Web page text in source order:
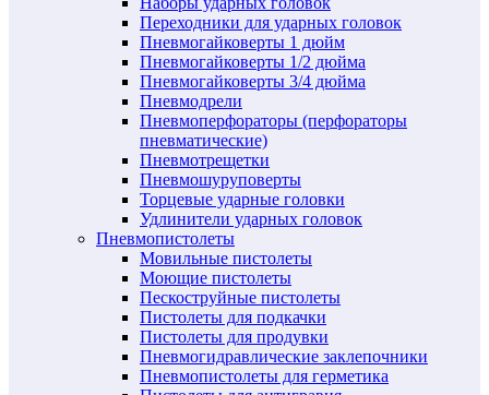
Переходники для ударных головок
Пневмогайковерты 1 дюйм
Пневмогайковерты 1/2 дюйма
Пневмогайковерты 3/4 дюйма
Пневмодрели
Пневмоперфораторы (перфораторы
пневматические)
Пневмотрещетки
Пневмошуруповерты
Торцевые ударные головки
Удлинители ударных головок
Пневмопистолеты
Мовильные пистолеты
Моющие пистолеты
Пескоструйные пистолеты
Пистолеты для подкачки
Пистолеты для продувки
Пневмогидравлические заклепочники
Пневмопистолеты для герметика